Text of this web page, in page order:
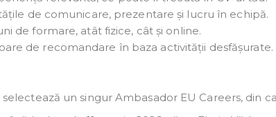
de comunicare, prezentare și lucru în echipă.
de formare, atât fizice, cât și online.
de recomandare în baza activității desfășurate.
selectează un singur Ambasador EU Careers, din